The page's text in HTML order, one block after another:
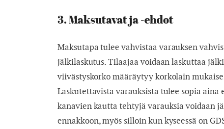
3. Maksutavat ja -ehdot
Maksutapa tulee vahvistaa varauksen
jälkilaskutus. Tilaajaa voidaan laskuttaa
viivästyskorko määräytyy korkolain
Laskutettavista varauksista tulee sopia
kanavien kautta tehtyjä varauksia voidaan
ennakkoon, myös silloin kun kyseessä on